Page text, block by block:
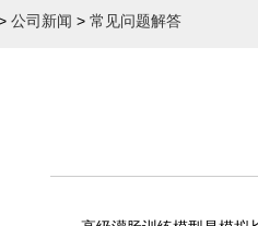
公司新闻 > 常见问题解答